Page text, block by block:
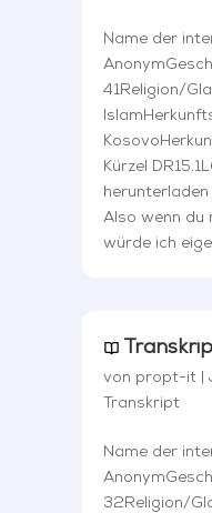
Name der
41Religion/
Kürzel
herunterladen
Also wenn du
würde ich
von propt-it
Transkript
Name der
32Religion/